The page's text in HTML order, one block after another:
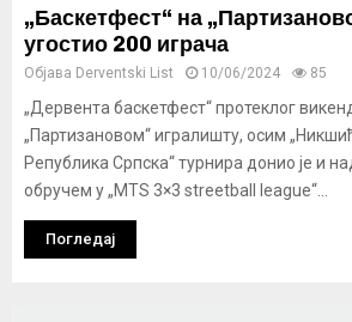
„Баскетфест“ на
угостио 200 играча
Објава Derventski List 10/06/2024 85
„Дервента баскетфест“ протеклог
„Партизановом“ игралишту, осим
Република Српска“ турнира донио је и
обручем у „MTS 3×3 streetball league“...
Погледај